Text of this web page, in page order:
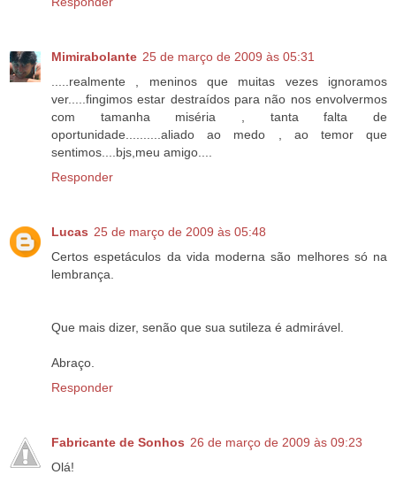
Mimirabolante 25 de março de 2009 às 05:31
.....realmente , meninos que muitas vezes ignoramos
ver.....fingimos estar destraídos para não nos envolvermos
com tamanha miséria , tanta falta de
oportunidade..........aliado ao medo , ao temor que
sentimos....bjs,meu amigo....
Responder
Lucas 25 de março de 2009 às 05:48
Certos espetáculos da vida moderna são melhores só na
lembrança.
Que mais dizer, senão que sua sutileza é admirável.
Abraço.
Responder
Fabricante de Sonhos 26 de março de 2009 às 09:23
Olá!